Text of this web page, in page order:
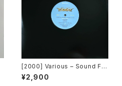
[2000] Various – Sound Fa
ctory Y&Co. / Back To The
"Disco" 〜私もDiscoへ連れ
¥2,900